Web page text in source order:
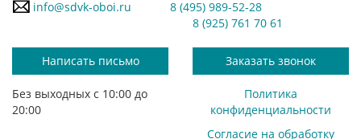
info@sdvk-oboi.ru
8 (495) 989-52-28
8 (925) 761 70 61
Написать письмо Заказать звонок
Без выходных с 10:00 до
20:00
Политика
конфиденциальности
Согласие на обработку